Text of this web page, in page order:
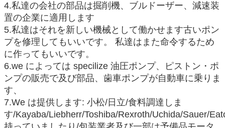
4.私達の会社の部品は掘削機、ブルドーザー、減速装
置の企業に適用します
5.私達はそれを新しい機械として働かせます古いポン
プを修理してもいいです。 私達はまた命令するため
に作ってもいいです。
6.we によっては specilize 油圧ポンプ、ピストン・ポ
ンプの販売で及び部品、歯車ポンプが自動車に乗りま
す、
7.We は提供します: 小松/日立/食料調達しま
す/Kayaba/Liebherr/Toshiba/Rexroth/Uchida/Sauer/